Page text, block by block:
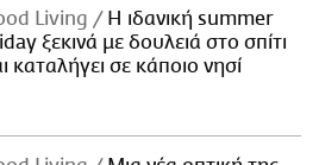
Living
Η ιδανική summer
ξεκινά με δουλειά στο σπίτι
καταλήγει σε κάποιο νησί